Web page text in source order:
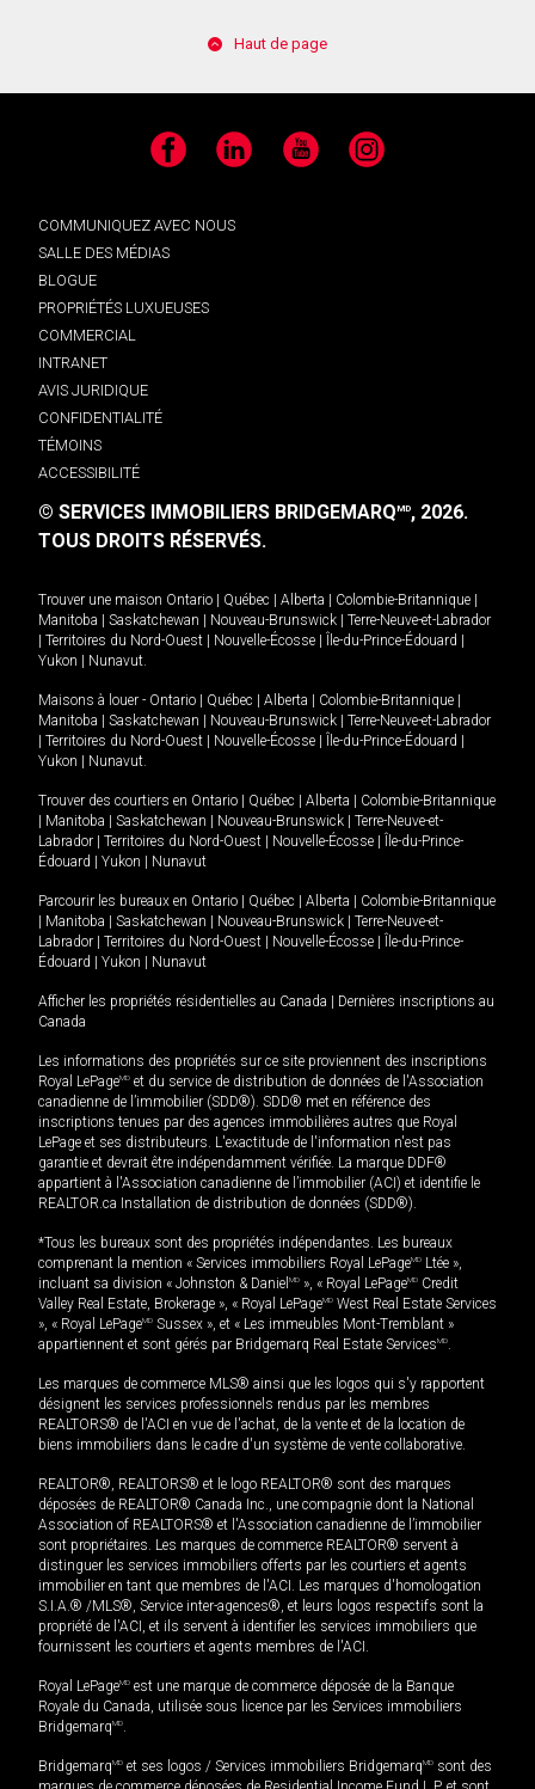
Haut de page
Facebook LinkedIn YouTube Instagram
COMMUNIQUEZ AVEC NOUS
SALLE DES MÉDIAS
BLOGUE
PROPRIÉTÉS LUXUEUSES
COMMERCIAL
INTRANET
AVIS JURIDIQUE
CONFIDENTIALITÉ
TÉMOINS
ACCESSIBILITÉ
© SERVICES IMMOBILIERS BRIDGEMARQMD, 2026.
TOUS DROITS RÉSERVÉS.
Trouver une maison Ontario | Québec | Alberta | Colombie-Britannique |
Manitoba | Saskatchewan | Nouveau-Brunswick | Terre-Neuve-et-Labrador
| Territoires du Nord-Ouest | Nouvelle-Écosse | Île-du-Prince-Édouard |
Yukon | Nunavut
Maisons à louer - Ontario | Québec | Alberta | Colombie-Britannique |
Manitoba | Saskatchewan | Nouveau-Brunswick | Terre-Neuve-et-Labrador
| Territoires du Nord-Ouest | Nouvelle-Écosse | Île-du-Prince-Édouard |
Yukon | Nunavut
Trouver des courtiers en Ontario | Québec | Alberta | Colombie-Britannique
| Manitoba | Saskatchewan | Nouveau-Brunswick | Terre-Neuve-et-
Labrador | Territoires du Nord-Ouest | Nouvelle-Écosse | Île-du-Prince-
Édouard | Yukon | Nunavut
Parcourir les bureaux en Ontario | Québec | Alberta | Colombie-Britannique
| Manitoba | Saskatchewan | Nouveau-Brunswick | Terre-Neuve-et-
Labrador | Territoires du Nord-Ouest | Nouvelle-Écosse | Île-du-Prince-
Édouard | Yukon | Nunavut
Afficher les propriétés résidentielles au Canada | Dernières inscriptions au
Canada
Les informations des propriétés sur ce site proviennent des inscriptions
Royal LePageMD et du service de distribution de données de l'Association
canadienne de l’immobilier (SDD®). SDD® met en référence des
inscriptions tenues par des agences immobilières autres que Royal
LePage et ses distributeurs. L'exactitude de l'information n'est pas
garantie et devrait être indépendamment vérifiée. La marque DDF®
appartient à l'Association canadienne de l’immobilier (ACI) et identifie le
REALTOR.ca Installation de distribution de données (SDD®).
*Tous les bureaux sont des propriétés indépendantes. Les bureaux
comprenant la mention « Services immobiliers Royal LePageMD Ltée »,
incluant sa division « Johnston & Daniel MD », « Royal LePageMD Credit
Valley Real Estate, Brokerage », « Royal LePageMD West Real Estate Services
», « Royal LePageMD Sussex », et « Les immeubles Mont-Tremblant »
appartiennent et sont gérés par Bridgemarq Real Estate ServicesMD
Les marques de commerce MLS® ainsi que les logos qui s'y rapportent
désignent les services professionnels rendus par les membres
REALTORS® de l'ACI en vue de l'achat, de la vente et de la location de
biens immobiliers dans le cadre d'un système de vente collaborative.
REALTOR®, REALTORS® et le logo REALTOR® sont des marques
déposées de REALTOR® Canada Inc., une compagnie dont la National
Association of REALTORS® et l'Association canadienne de l’immobilier
sont propriétaires. Les marques de commerce REALTOR® servent à
distinguer les services immobiliers offerts par les courtiers et agents
immobilier en tant que membres de l'ACI. Les marques d'homologation
S.I.A.® /MLS®, Service inter-agences®, et leurs logos respectifs sont la
propriété de l'ACI, et ils servent à identifier les services immobiliers que
fournissent les courtiers et agents membres de l'ACI.
Royal LePageMD est une marque de commerce déposée de la Banque
Royale du Canada, utilisée sous licence par les Services immobiliers
BridgemarqMD
BridgemarqMD et ses logos / Services immobiliers BridgemarqMD sont des